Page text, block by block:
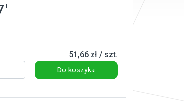
51,66 zł / szt.
Do koszyka